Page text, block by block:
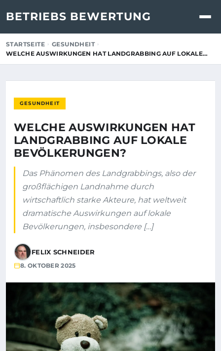
BETRIEBS BEWERTUNG
STARTSEITE
GESUNDHEIT
WELCHE AUSWIRKUNGEN HAT LANDGRABBING AUF LOKALE…
GESUNDHEIT
WELCHE AUSWIRKUNGEN HAT
LANDGRABBING AUF LOKALE
BEVÖLKERUNGEN?
Das Phänomen des Landgrabbings, also der
großflächigen Landnahme durch
wirtschaftlich starke Akteure, hat weltweit
dramatische Auswirkungen auf lokale
Bevölkerungen, insbesondere […]
FELIX SCHNEIDER
8. OKTOBER 2025